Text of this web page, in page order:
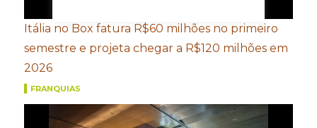
Itália no Box fatura R$60 milhões no primeiro
semestre e projeta chegar a R$120 milhões em
2026
FRANQUIAS